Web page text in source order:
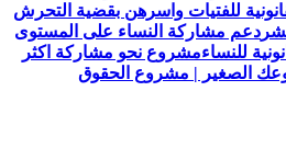
للفتيات واسرهن بقضية التحرش
دعم مشاركة النساء على المستوى
للنساءمشروع نحو مشاركة اكثر
الصغير | مشروع الحقوق